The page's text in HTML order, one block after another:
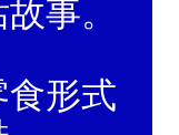
事。
形式